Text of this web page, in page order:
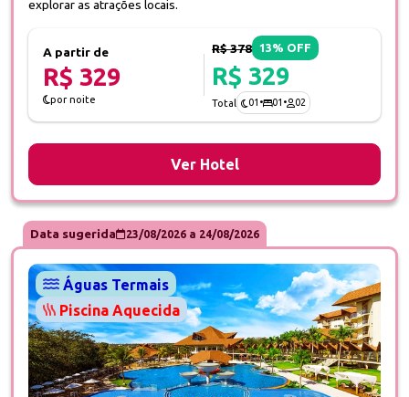
explorar as atrações locais.
A partir de
R$ 329
por noite
R$ 378 13% OFF
R$ 329
Total 01 • 01 • 02
Ver Hotel
Data sugerida 23/08/2026a 24/08/2026
Águas Termais
Piscina Aquecida